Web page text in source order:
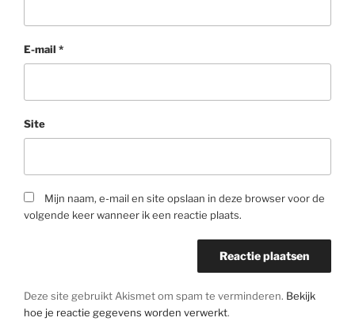
E-mail *
Site
Mijn naam, e-mail en site opslaan in deze browser voor de
volgende keer wanneer ik een reactie plaats.
Deze site gebruikt Akismet om spam te verminderen. Bekijk
hoe je reactie gegevens worden verwerkt.